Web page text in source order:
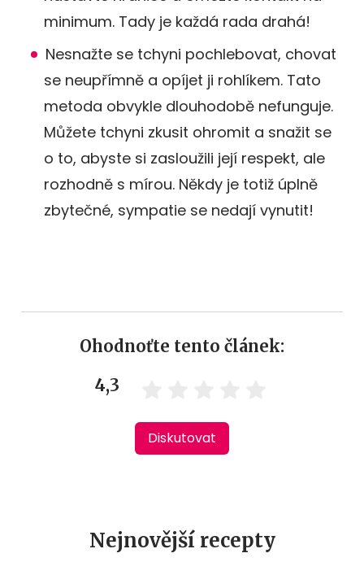
minimum. Tady je každá rada drahá!
Nesnažte se tchyni pochlebovat, chovat
se neupřímně a opíjet ji rohlíkem. Tato
metoda obvykle dlouhodobě nefunguje.
Můžete tchyni zkusit ohromit a snažit se
o to, abyste si zasloužili její respekt, ale
rozhodně s mírou. Někdy je totiž úplně
zbytečné, sympatie se nedají vynutit!
Ohodnoťte tento článek:
4,3
Diskutovat
Nejnovější recepty